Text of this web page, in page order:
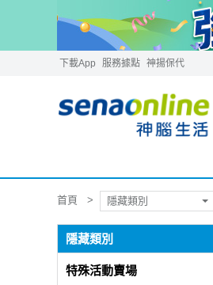
下載App 服務據點 神揚保代
首頁 隱藏類別
隱藏類別
特殊活動賣場